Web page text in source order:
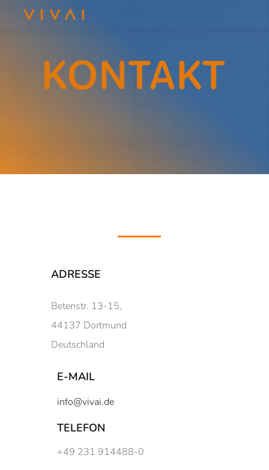
ADRESSE
Betenstr. 13-15,
44137 Dortmund
Deutschland
E-MAIL
info@vivai.de
TELEFON
+49 231 914488-0